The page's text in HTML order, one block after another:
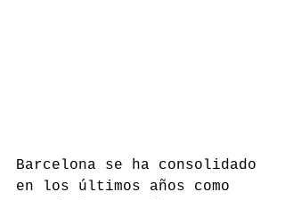
Barcelona se ha consolidado
en los últimos años como